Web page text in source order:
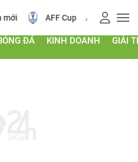
AFF Cup Giá vàng
ĐÁ KINH DOANH GIẢI